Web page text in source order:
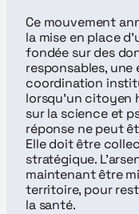
Ce mouvement
la mise en place
fondée sur des
responsables,
coordination
lorsqu’un citoyen
sur la science et
réponse ne peut
Elle doit être
stratégique.
maintenant être
territoire, pour
la santé.